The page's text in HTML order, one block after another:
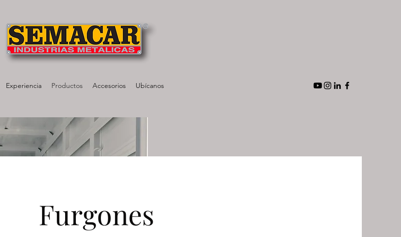
Experiencia Productos Accesorios Ubícanos
Furgones